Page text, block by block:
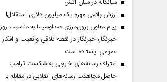
میانکاله در میان آتش
ارزش واقعی مهره یک میلیون دلاری استقلال!
پیام معاون برون‌مرزی صداوسیما به مناسبت روز
خبرنگار؛ خبرنگار در نقطه تلاقی واقعیت و افکار
عمومی ایستاده است
اعتراف رسانه‌های خارجی به شکست ترامپ
حاصل مجاهدت رسانه‌های انقلابی در مقابله با